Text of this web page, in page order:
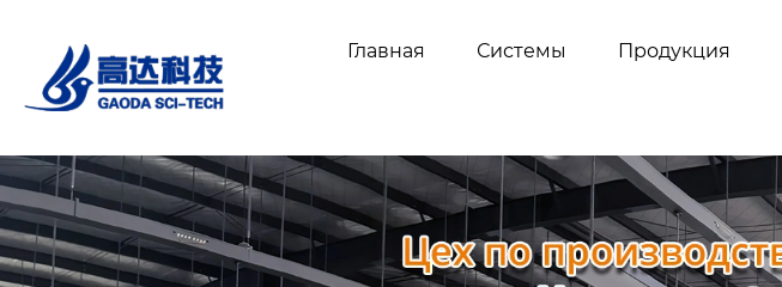
Главная Системы Продукция